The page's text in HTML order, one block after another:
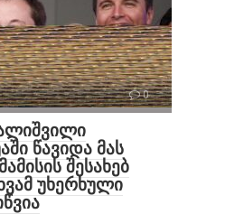
0
წავიდა მას
შესახებ
უხერხული